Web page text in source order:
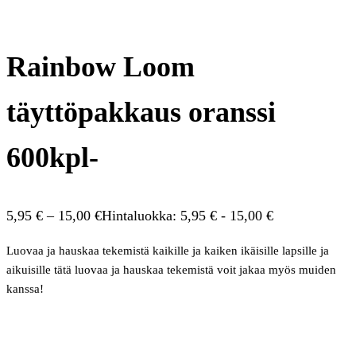
Rainbow Loom
täyttöpakkaus oranssi
600kpl-
5,95 € – 15,00 €Hintaluokka: 5,95 € - 15,00 €
Luovaa ja hauskaa tekemistä kaikille ja kaiken ikäisille lapsille ja
aikuisille tätä luovaa ja hauskaa tekemistä voit jakaa myös muiden
kanssa!